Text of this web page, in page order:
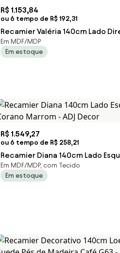
R$ 1.153,84
ou 6 tempo de R$ 192,31
Recamier Valéria 140cm Lado
Suede Bordô - ADJ Decor
Em MDF/MDP
Em estoque
R$ 1.549,27
ou 6 tempo de R$ 258,21
Recamier Diana 140cm Lado
Corano Marrom - ADJ Decor
Em MDF/MDP, com Tecido
Em estoque